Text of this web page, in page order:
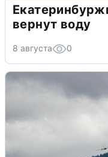
вернут воду
8 августа 0